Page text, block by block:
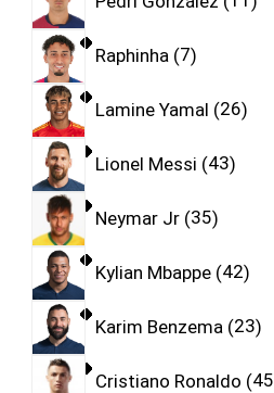
Raphinha 7
Lamine Yamal 26
Lionel Messi 43
Neymar Jr 35
Kylian Mbappe 42
Karim Benzema 23
Cristiano Ronaldo 45